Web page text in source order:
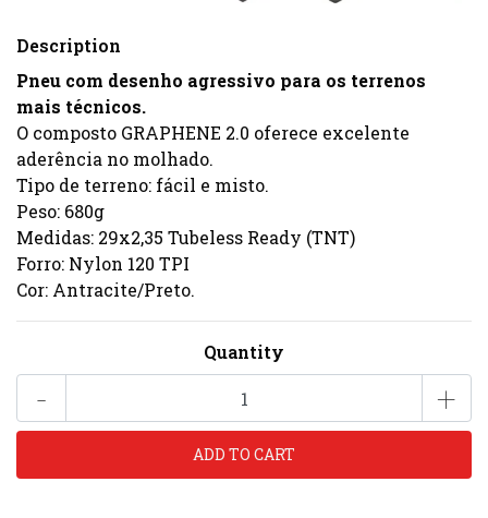
Description
Pneu com desenho agressivo para os terrenos
mais técnicos.
O composto GRAPHENE 2.0 oferece excelente
aderência no molhado.
Tipo de terreno: fácil e misto.
Peso: 680g
Medidas: 29x2,35 Tubeless Ready (TNT)
Forro: Nylon 120 TPI
Cor: Antracite/Preto.
Quantity
- +